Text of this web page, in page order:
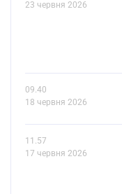
23 червня 2026
09.40
18 червня 2026
11.57
17 червня 2026